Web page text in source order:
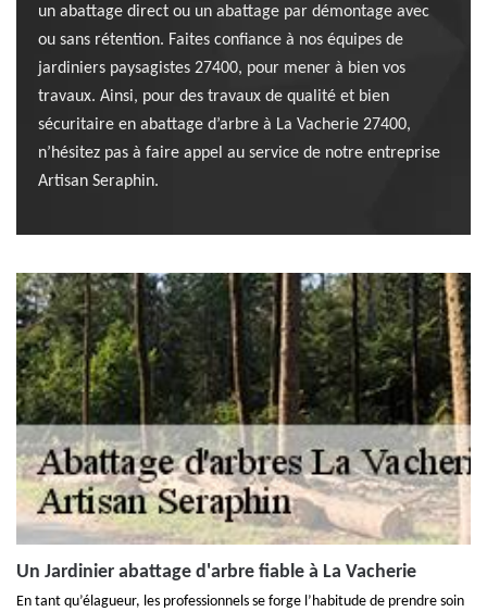
un abattage direct ou un abattage par démontage avec
ou sans rétention. Faites confiance à nos équipes de
jardiniers paysagistes 27400, pour mener à bien vos
travaux. Ainsi, pour des travaux de qualité et bien
sécuritaire en abattage d’arbre à La Vacherie 27400,
n’hésitez pas à faire appel au service de notre entreprise
Artisan Seraphin.
Un Jardinier abattage d'arbre fiable à La Vacherie
En tant qu’élagueur, les professionnels se forge l’habitude de prendre soin